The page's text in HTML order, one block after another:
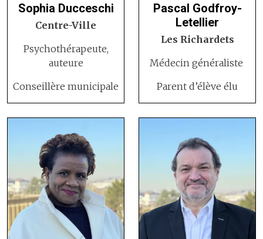
Sophia Ducceschi
Centre-Ville
Psychothérapeute,
auteure
Conseillère municipale
Pascal Godfroy-
Letellier
Les Richardets
Médecin généraliste
Parent d’élève élu